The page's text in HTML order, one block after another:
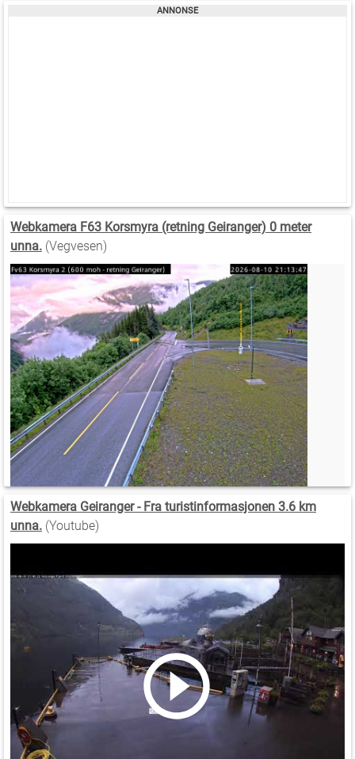
Webkamera F63 Korsmyra (retning Geiranger) 0 meter
unna. (Vegvesen)
Webkamera Geiranger - Fra turistinformasjonen 3.6 km
unna. (Youtube)